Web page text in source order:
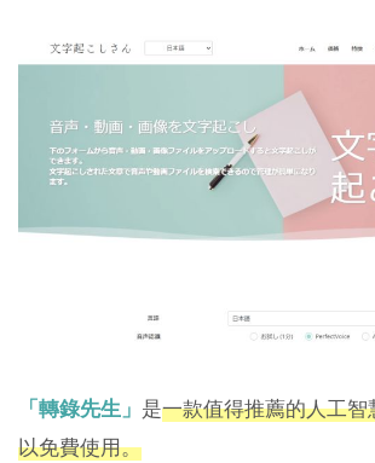
「轉錄先生」 是一款值得推薦的人工
以免費使用。